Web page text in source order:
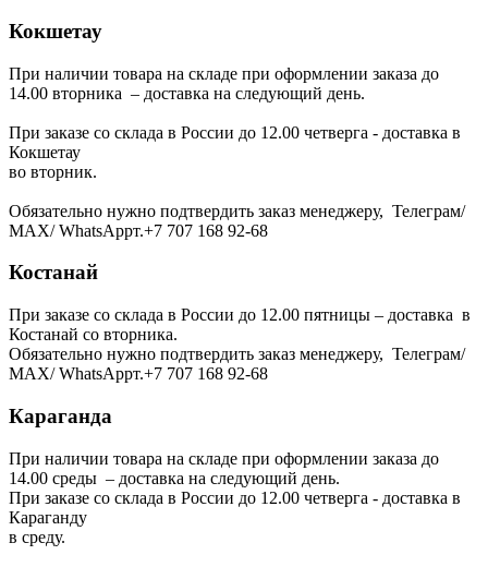
Кокшетау
При наличии товара на складе при оформлении заказа до
14.00 вторника – доставка на следующий день.
При заказе со склада в России до 12.00 четверга - доставка в
Кокшетау
во вторник.
Обязательно нужно подтвердить заказ менеджеру, Телеграм/
МАХ/ WhatsAppт.+7 707 168 92-68
Костанай
При заказе со склада в России до 12.00 пятницы – доставка в
Костанай со вторника.
Обязательно нужно подтвердить заказ менеджеру, Телеграм/
МАХ/ WhatsAppт.+7 707 168 92-68
Караганда
При наличии товара на складе при оформлении заказа до
14.00 среды – доставка на следующий день.
При заказе со склада в России до 12.00 четверга - доставка в
Караганду
в среду.